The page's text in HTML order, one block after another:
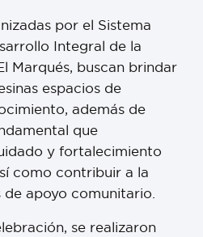
por el Sistema
Integral de la
Marqués, buscan brindar
espacios de
además de
que
y fortalecimiento
como contribuir a la
apoyo comunitario.
se realizaron